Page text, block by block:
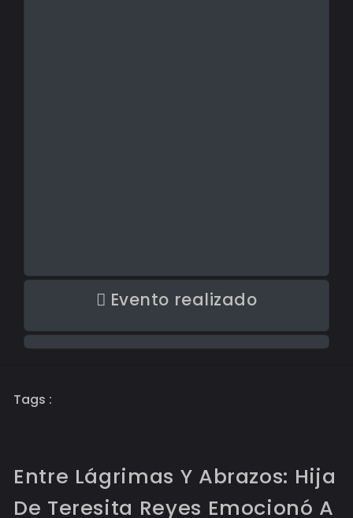
Evento realizado
Tags :
Entre Lágrimas Y Abrazos: Hija
De Teresita Reyes Emocionó A